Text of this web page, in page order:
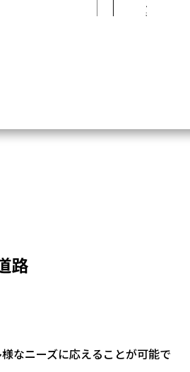
なニーズに応えることが可能で